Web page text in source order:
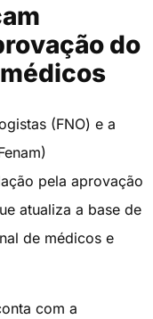
do
(FNO) e a
pela aprovação
atualiza a base de
de médicos e
com a